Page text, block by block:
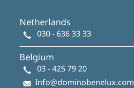
Netherlands
030 - 636 33 33
Belgium
03 - 425 79 20
Info@dominobenelux.com